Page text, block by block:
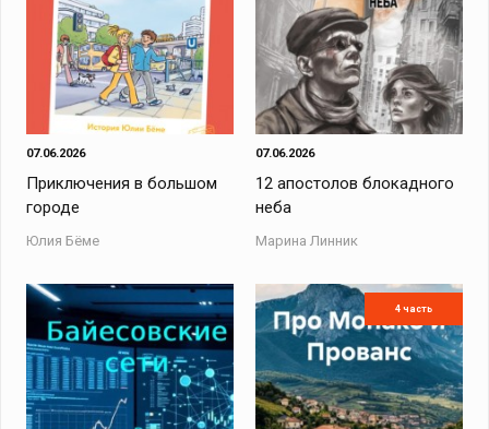
07.06.2026
Приключения в большом
городе
Юлия Бёме
07.06.2026
12 апостолов блокадного
неба
Марина Линник
4 часть